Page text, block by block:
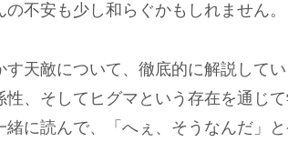
不安も少し和らぐかもしれません。
す天敵について、徹底的に解説して
、そしてヒグマという存在を通じ
に読んで、「へぇ、そうなんだ」